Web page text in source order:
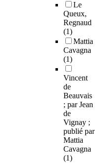
Le
Queux,
Regnaud
(1)
Mattia
Cavagna
(1)
Vincent
de
Beauvais
; par Jean
de
Vignay ;
publié par
Mattia
Cavagna
(1)